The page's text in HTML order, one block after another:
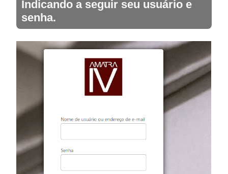
Indicando a seguir seu usuário e
senha.